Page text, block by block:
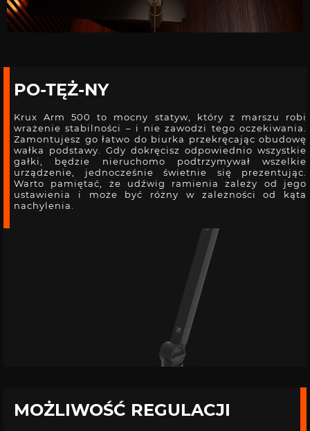
PO-TĘŻ-NY
Krux Arm 500 to mocny statyw, który z marszu robi
wrażenie stabilności – i nie zawodzi tego oczekiwania.
Zamontujesz go łatwo do biurka przekręcając obudowę
wałka podstawy. Gdy dokręcisz odpowiednio wszystkie
gałki, będzie nieruchomo podtrzymywał wszelkie
urządzenie, jednocześnie świetnie się prezentując.
Warto pamiętać, że udźwig ramienia zależy od jego
ustawienia i może być różny w zależności od kąta
nachylenia.
MOŻLIWOŚĆ REGULACJI